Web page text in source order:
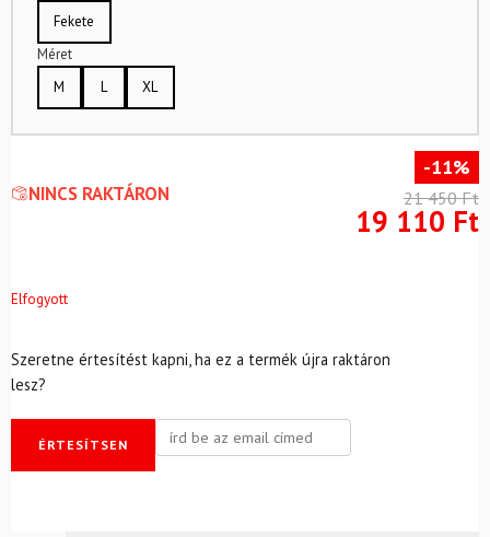
Fekete
Méret
M
L XL
NINCS RAKTÁRON
-11%
21 450Ft
19 110 Ft
Elfogyott
Szeretne értesítést kapni, ha ez a termék újra raktáron
lesz?
ÉRTESÍTSEN